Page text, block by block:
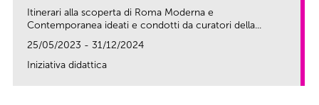
Itinerari alla scoperta di Roma Moderna e
Contemporanea ideati e condotti da curatori della...
25/05/2023 - 31/12/2024
Iniziativa didattica